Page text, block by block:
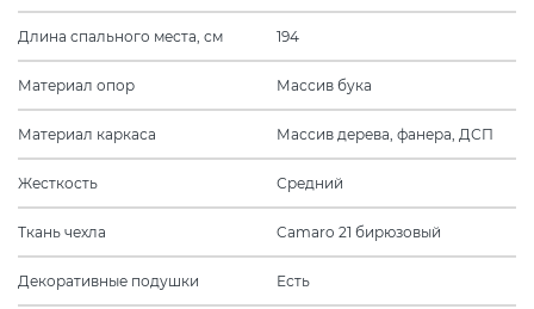
Длина спального места, см 194
Материал опор Массив бука
Материал каркаса Массив дерева, фанера, ДСП
Жесткость Средний
Ткань чехла Camaro 21 бирюзовый
Декоративные подушки Есть